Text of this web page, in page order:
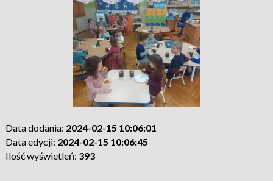
Data dodania: 2024-02-15 10:06:01
Data edycji: 2024-02-15 10:06:45
Ilość wyświetleń: 393